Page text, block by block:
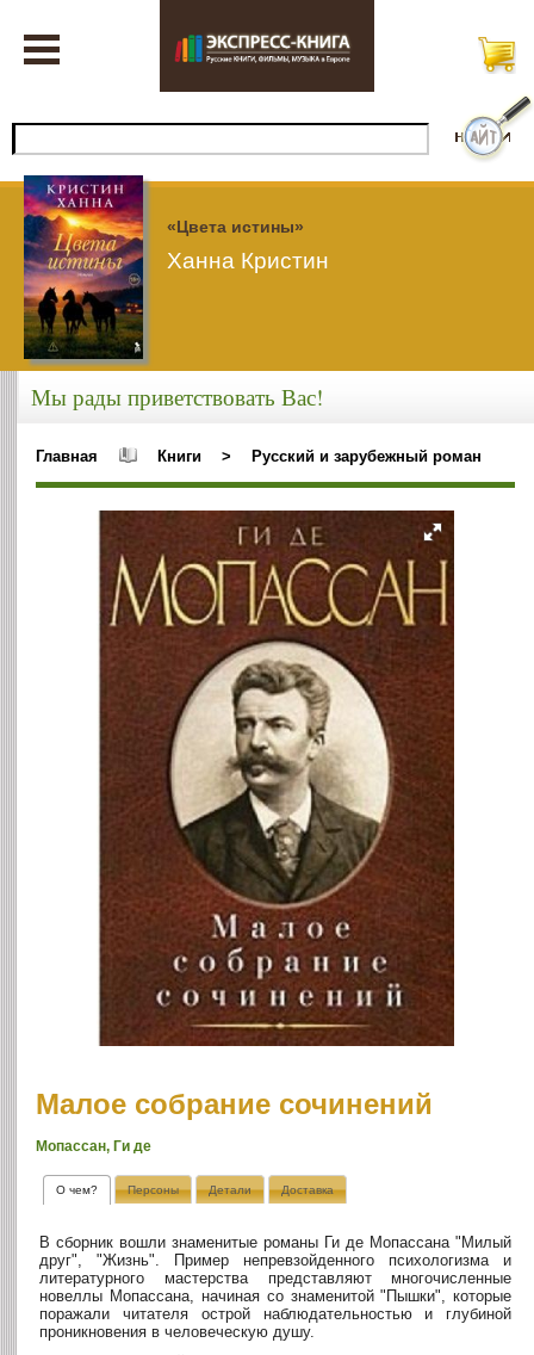
«Цвета истины»
Ханна Кристин
Мы рады приветствовать Вас!
Главная Книги > Русский и зарубежный роман
Малое собрание сочинений
Мопассан, Ги де
О чем? Персоны Детали Доставка
В сборник вошли знаменитые романы Ги де Мопассана "Милый
друг", "Жизнь". Пример непревзойденного психологизма и
литературного мастерства представляют многочисленные
новеллы Мопассана, начиная со знаменитой "Пышки", которые
поражали читателя острой наблюдательностью и глубиной
проникновения в человеческую душу.